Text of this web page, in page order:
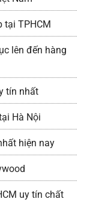
tại TPHCM
lên đến hàng
tín nhất
Hà Nội
hiện nay
uy tín chất